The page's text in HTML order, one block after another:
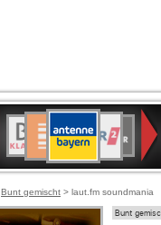
Deutschlandfunk
80er
90er
OLDIE
ANTENNE
SWR3
WDR
4
BR-
KLASSIK
Deutschlandfunk
KulturBAYERN
2
SWR
Kultur
NDR
2
Bunt gemischt > laut.fm soundmania
Bunt